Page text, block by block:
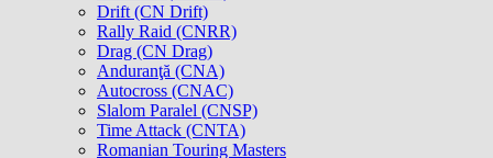
Drift (CN Drift)
Rally Raid (CNRR)
Drag (CN Drag)
Anduranţă (CNA)
Autocross (CNAC)
Slalom Paralel (CNSP)
Time Attack (CNTA)
Romanian Touring Masters